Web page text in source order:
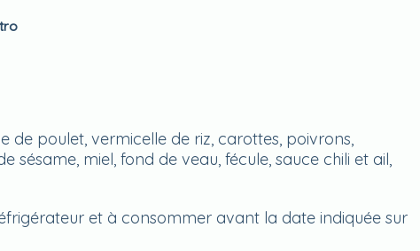
de poulet, vermicelle de riz, carottes, poivrons,
sésame, miel, fond de veau, fécule, sauce chili et ail,
et à consommer avant la date indiquée sur